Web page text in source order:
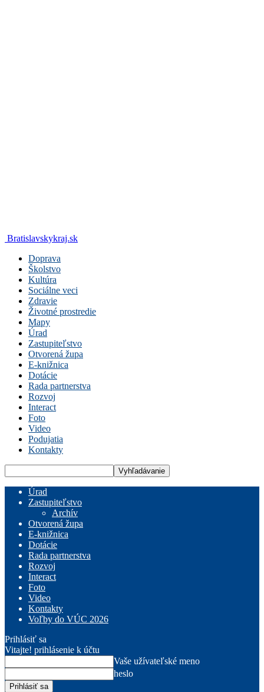
Bratislavskykraj.sk
Doprava
Školstvo
Kultúra
Sociálne veci
Zdravie
Životné prostredie
Mapy
Úrad
Zastupiteľstvo
Otvorená župa
E-knižnica
Dotácie
Rada partnerstva
Rozvoj
Interact
Foto
Video
Podujatia
Kontakty
Úrad
Zastupiteľstvo
Archív
Otvorená župa
E-knižnica
Dotácie
Rada partnerstva
Rozvoj
Interact
Foto
Video
Kontakty
Voľby do VÚC 2026
Prihlásiť sa
Vitajte! prihlásenie k účtu
Vaše užívateľské meno
heslo